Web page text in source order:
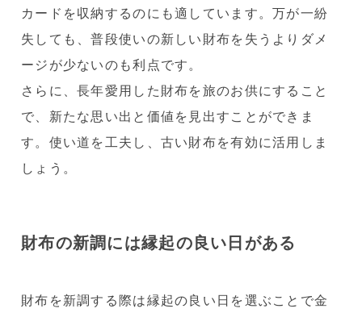
カードを収納するのにも適しています。万が一紛
失しても、普段使いの新しい財布を失うよりダメ
ージが少ないのも利点です。
さらに、長年愛用した財布を旅のお供にすること
で、新たな思い出と価値を見出すことができま
す。使い道を工夫し、古い財布を有効に活用しま
しょう。
財布の新調には縁起の良い日がある
財布を新調する際は縁起の良い日を選ぶことで金